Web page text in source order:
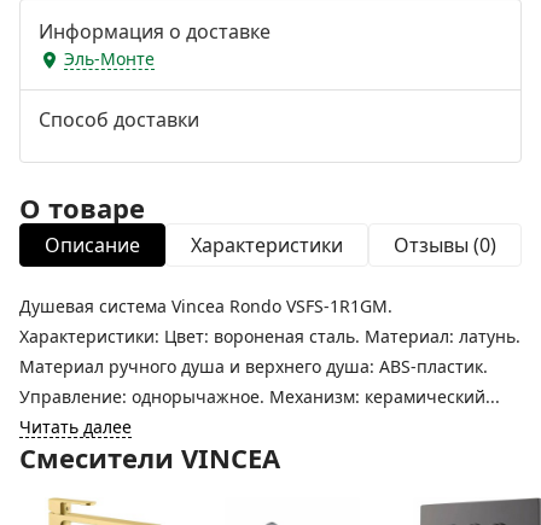
Информация о доставке
Эль-Монте
Способ доставки
О товаре
Описание Характеристики Отзывы (0)
Душевая система Vincea Rondo VSFS-1R1GM.
Характеристики: Цвет: вороненая сталь. Материал: латунь.
Материал ручного душа и верхнего душа: ABS-пластик.
Управление: однорычажное. Механизм: керамический...
Читать далее
Смесители VINCEA